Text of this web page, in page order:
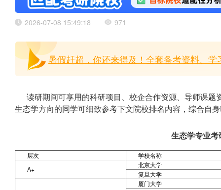
2026-07-08 15:49:18 971
暑假赶超，你还来得及！全套备考资料、学
读研期间可享用的科研项目、校企合作资源、导师课
生态学方向的同学可细致参考下文院校排名内容，综合自
生态学专业
层次
学校名称
A+
北京大学
复旦大学
厦门大学